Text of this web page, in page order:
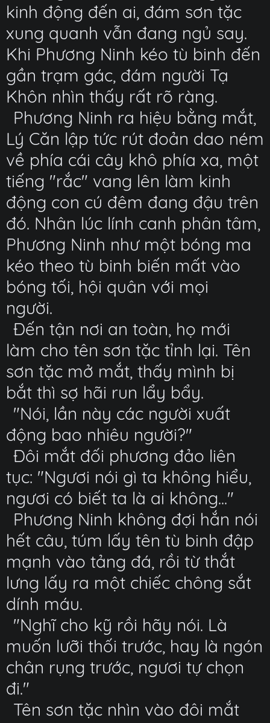
kinh động đến ai, đám sơn tặc
xung quanh vẫn đang ngủ say.
Khi Phương Ninh kéo tù binh đến
gần trạm gác, đám người Tạ
Khôn nhìn thấy rất rõ ràng.
Phương Ninh ra hiệu bằng mắt,
Lý Căn lập tức rút đoản dao ném
về phía cái cây khô phía xa, một
tiếng "rắc" vang lên làm kinh
động con cú đêm đang đậu trên
đó. Nhân lúc lính canh phân tâm,
Phương Ninh như một bóng ma
kéo theo tù binh biến mất vào
bóng tối, hội quân với mọi
người.
Đến tận nơi an toàn, họ mới
làm cho tên sơn tặc tỉnh lại. Tên
sơn tặc mở mắt, thấy mình bị
bắt thì sợ hãi run lẩy bẩy.
"Nói, lần này các người xuất
động bao nhiêu người?"
Đôi mắt đối phương đảo liên
tục: "Ngươi nói gì ta không hiểu,
ngươi có biết ta là ai không..."
Phương Ninh không đợi hắn nói
hết câu, túm lấy tên tù binh đập
mạnh vào tảng đá, rồi từ thắt
lưng lấy ra một chiếc chông sắt
dính máu.
"Nghĩ cho kỹ rồi hãy nói. Là
muốn lưỡi thối trước, hay là ngón
chân rụng trước, ngươi tự chọn
đi."
Tên sơn tặc nhìn vào đôi mắt